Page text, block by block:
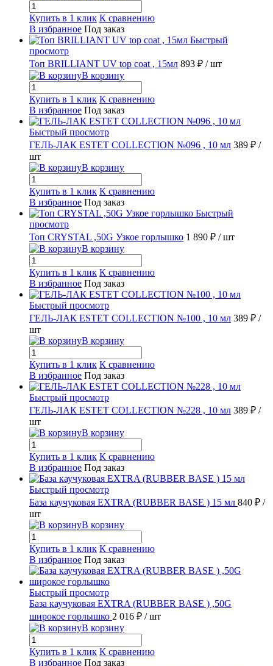
Купить в 1 клик К сравнению
В избранное Под заказ
Быстрый
просмотр
Топ BRILLIANT UV top coat , 15мл 893 ₽ / шт
В корзину
Купить в 1 клик К сравнению
В избранное Под заказ
Быстрый просмотр
ГЕЛЬ-ЛАК ESTET COLLECTION №096 , 10 мл 389 ₽ /
шт
В корзину
Купить в 1 клик К сравнению
В избранное Под заказ
Быстрый
просмотр
Топ CRYSTAL ,50G Узкое горлышко 1 890 ₽ / шт
В корзину
Купить в 1 клик К сравнению
В избранное Под заказ
Быстрый просмотр
ГЕЛЬ-ЛАК ESTET COLLECTION №100 , 10 мл 389 ₽ /
шт
В корзину
Купить в 1 клик К сравнению
В избранное Под заказ
Быстрый просмотр
ГЕЛЬ-ЛАК ESTET COLLECTION №228 , 10 мл 389 ₽ /
шт
В корзину
Купить в 1 клик К сравнению
В избранное Под заказ
Быстрый просмотр
База каучуковая EXTRA (RUBBER BASE ) 15 мл 840 ₽ /
шт
В корзину
Купить в 1 клик К сравнению
В избранное Под заказ
Быстрый просмотр
База каучуковая EXTRA (RUBBER BASE ) ,50G
широкое горлышко 2 016 ₽ / шт
В корзину
Купить в 1 клик К сравнению
В избранное Под заказ